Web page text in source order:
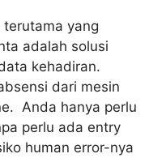
yang
adalah solusi
kehadiran.
dari mesin
Anda hanya perlu
perlu ada entry
human error-nya